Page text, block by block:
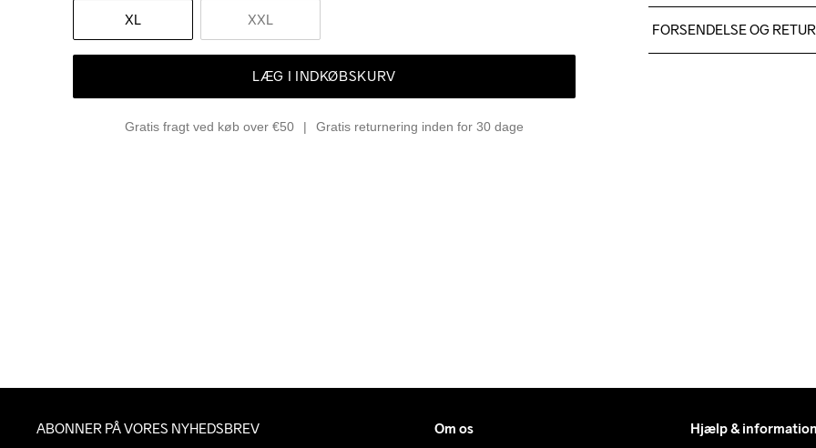
XL XXL
LÆG I INDKØBSKURV
Gratis fragt ved køb over €50 Gratis returnering inden for 30 dage
FORSENDELSE OG
ABONNER PÅ VORES NYHEDSBREV Om os Hjælp & information